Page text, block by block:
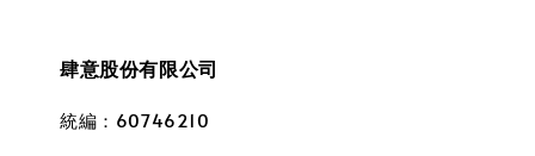
肆意股份有限公司
統編：60746210